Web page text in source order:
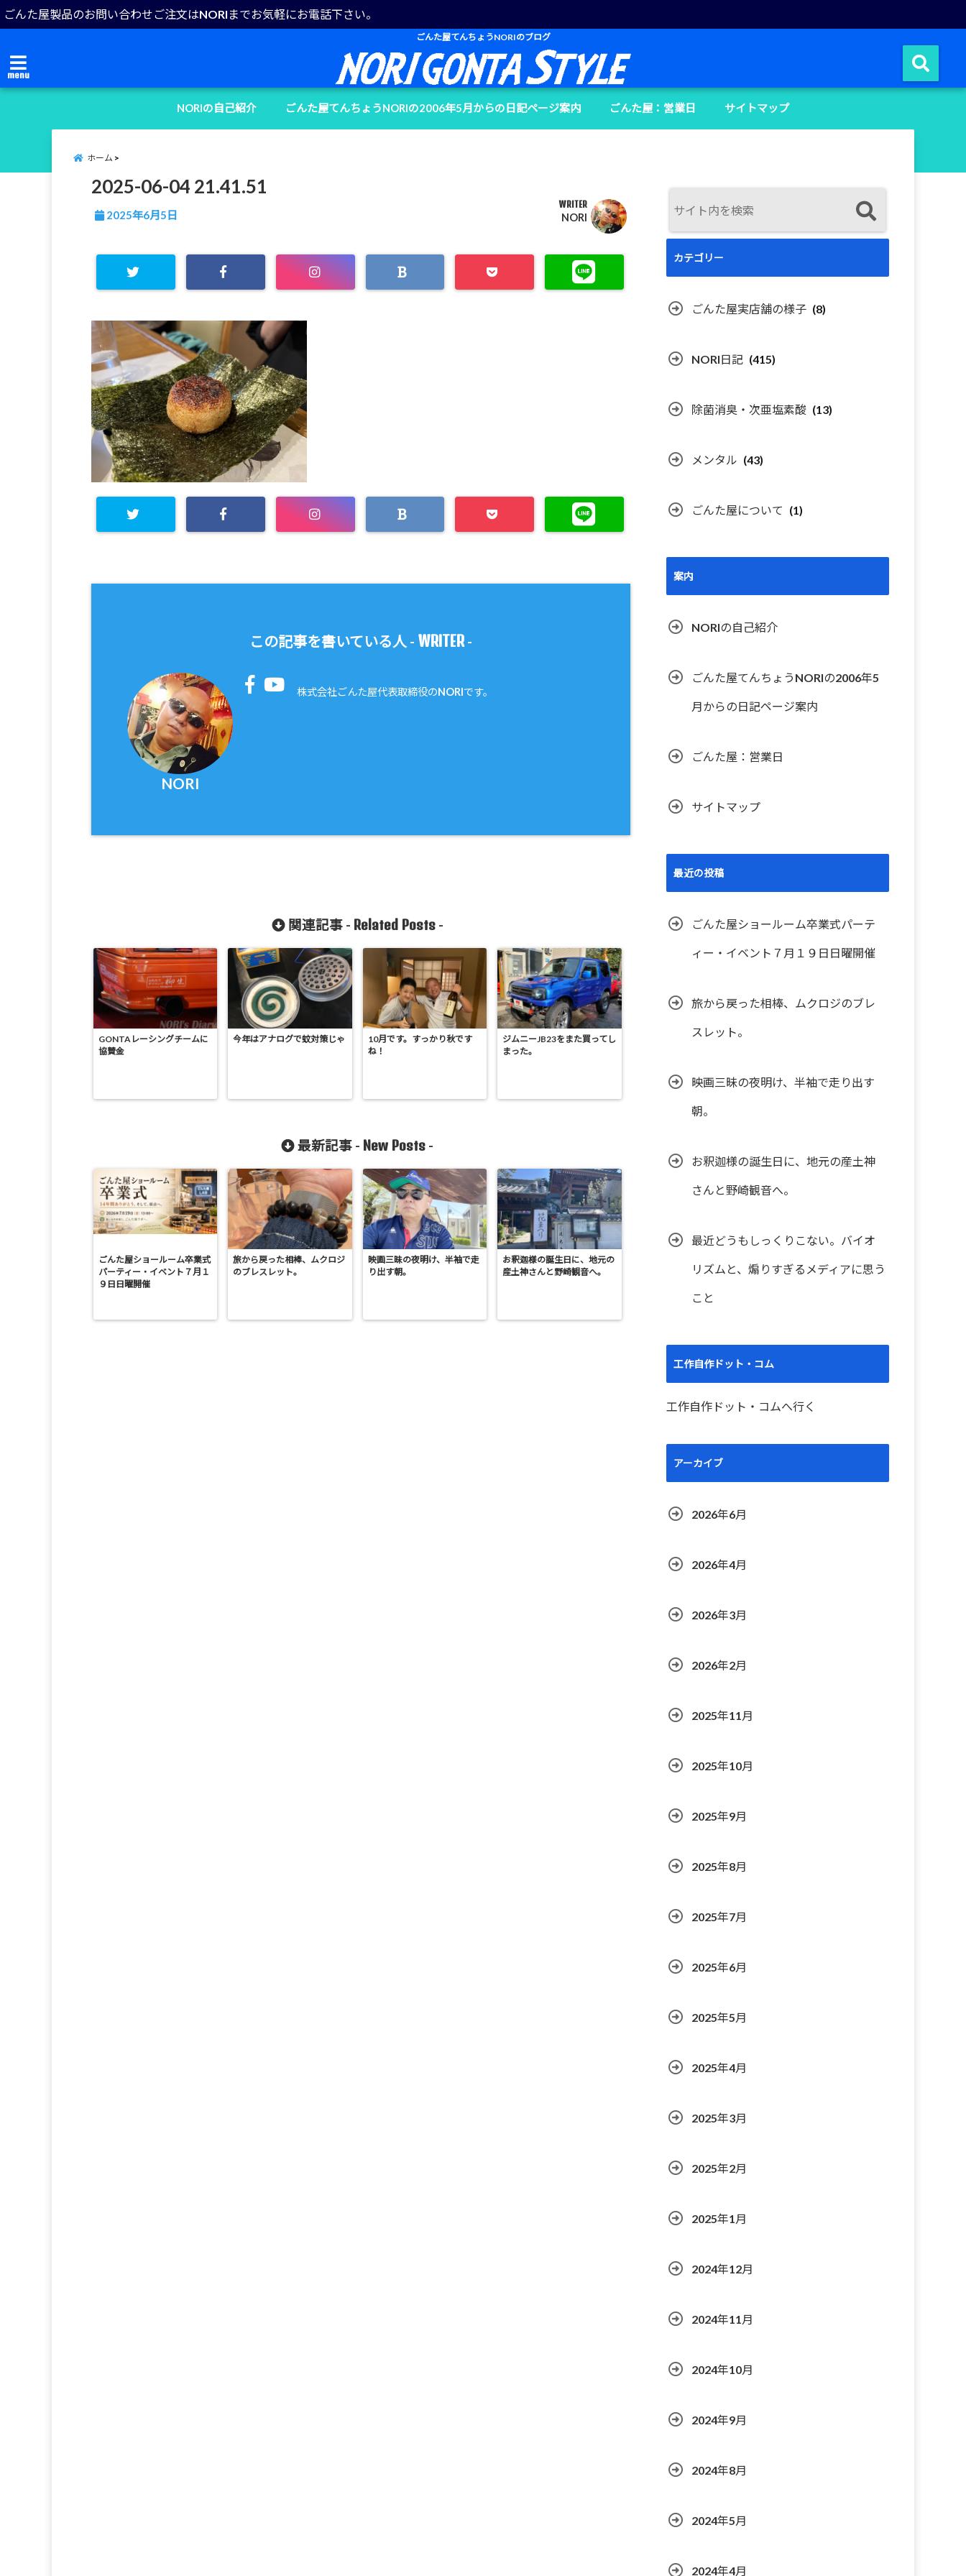
ごんた屋製品のお問い合わせご注文はNORIまでお気軽にお電話下さい。
ごんた屋てんちょうNORIのブログ
menu
NORIの自己紹介 ごんた屋てんちょうNORIの2006年5月からの日記ページ案内 ごんた屋：営業日 サイトマップ
ホーム
2025-06-04 21.41.51
2025年6月5日
WRITER
NORI
この記事を書いている人 - WRITER-
NORI
株式会社ごんた屋代表取締役のNORIです。
関連記事 - Related Posts-
GONTAレーシングチームに
協賛金
今年はアナログで蚊対策じゃ
10月です。すっかり秋です
ね！
ジムニーJB23をまた買ってし
まった。
最新記事 - New Posts -
ごんた屋ショールーム卒業式
パーティー・イベント７月１
９日日曜開催
旅から戻った相棒、ムクロジ
のブレスレット。
映画三昧の夜明け、半袖で走
り出す朝。
お釈迦様の誕生日に、地元の
産土神さんと野崎観音へ。
カテゴリー
ごんた屋実店舗の様子 (8)
NORI日記 (415)
除菌消臭・次亜塩素酸 (13)
メンタル (43)
ごんた屋について (1)
案内
NORIの自己紹介
ごんた屋てんちょうNORIの2006年5
月からの日記ページ案内
ごんた屋：営業日
サイトマップ
最近の投稿
ごんた屋ショールーム卒業式パーテ
ィー・イベント７月１９日日曜開催
旅から戻った相棒、ムクロジのブレ
スレット。
映画三昧の夜明け、半袖で走り出す
朝。
お釈迦様の誕生日に、地元の産土神
さんと野崎観音へ。
最近どうもしっくりこない。バイオ
リズムと、煽りすぎるメディアに思う
こと
工作自作ドット・コム
工作自作ドット・コムへ行く
アーカイブ
2026年6月
2026年4月
2026年3月
2026年2月
2025年11月
2025年10月
2025年9月
2025年8月
2025年7月
2025年6月
2025年5月
2025年4月
2025年3月
2025年2月
2025年1月
2024年12月
2024年11月
2024年10月
2024年9月
2024年8月
2024年5月
2024年4月